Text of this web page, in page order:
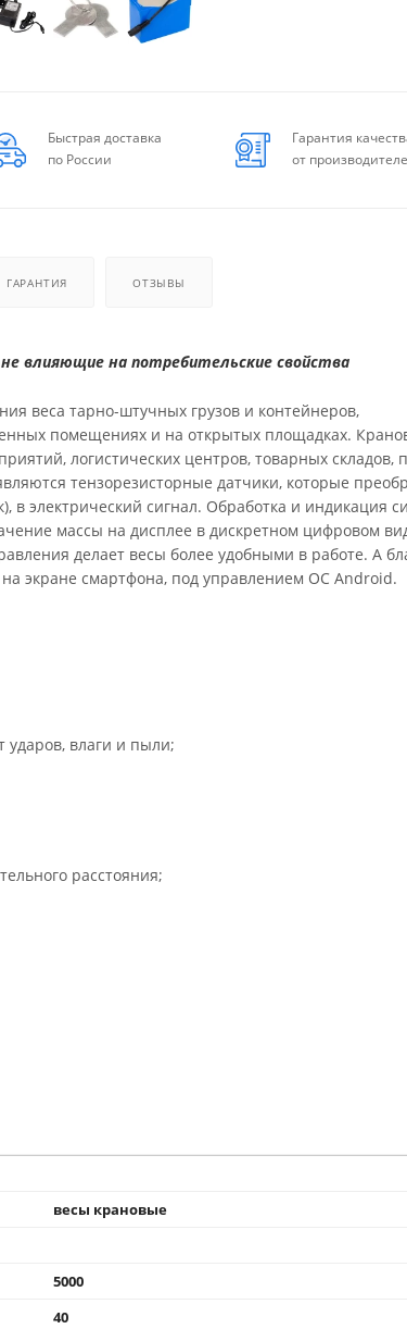
Быстрая доставка
по России
Гарантия
от
ГАРАНТИЯ ОТЗЫВЫ
влияющие на потребительские свойства
веса тарно-штучных грузов и контейнеров,
помещениях и на открытых площадках.
логистических центров, товарных складов,
тензорезисторные датчики, которые
в электрический сигнал. Обработка и индикация
массы на дисплее в дискретном цифровом
делает весы более удобными в работе. А
экране смартфона, под управлением ОС Android.
влаги и пыли;
расстояния;
весы крановые
5000
40